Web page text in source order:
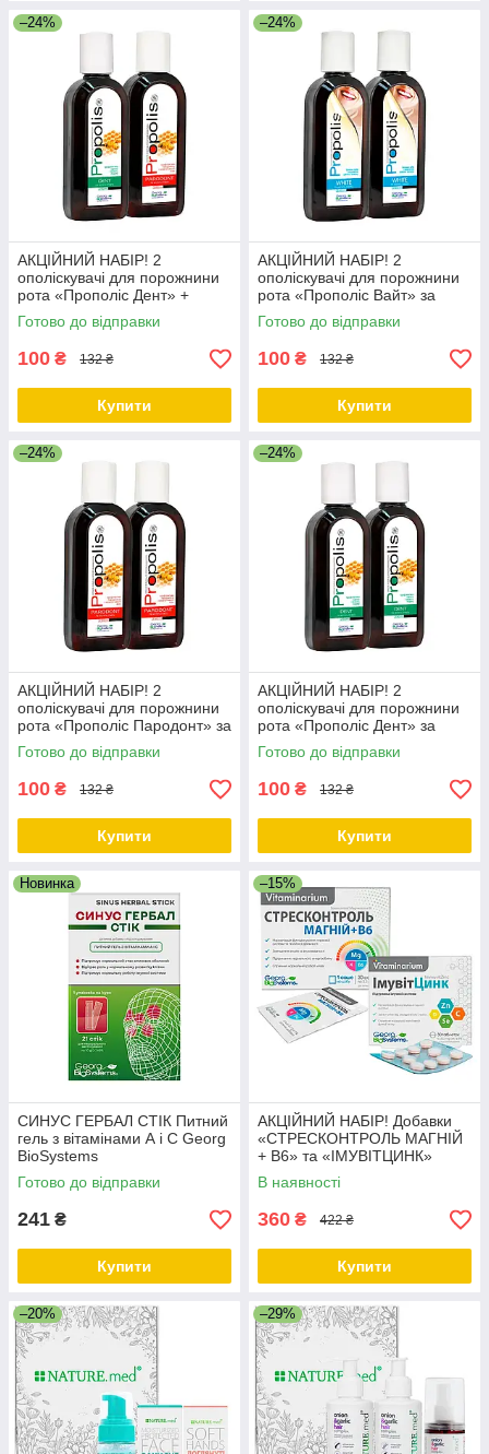
–24%
АКЦІЙНИЙ НАБІР! 2
ополіскувачі для порожнини
рота «Прополіс Дент» +
«Прополіс Пародонт» за
ЗНИЖЕНОЮ ЦІНОЮ
Готово до відправки
100 ₴ 132 ₴
Купити
–24%
АКЦІЙНИЙ НАБІР! 2
ополіскувачі для порожнини
рота «Прополіс Вайт» за
ЗНИЖЕНОЮ ЦІНОЮ
Готово до відправки
100 ₴ 132 ₴
Купити
–24%
АКЦІЙНИЙ НАБІР! 2
ополіскувачі для порожнини
рота «Прополіс Пародонт» за
ЗНИЖЕНОЮ ЦІНОЮ
Готово до відправки
100 ₴ 132 ₴
Купити
–24%
АКЦІЙНИЙ НАБІР! 2
ополіскувачі для порожнини
рота «Прополіс Дент» за
ЗНИЖЕНОЮ ЦІНОЮ
Готово до відправки
100 ₴ 132 ₴
Купити
Новинка
СИНУС ГЕРБАЛ СТІК Питний
гель з вітамінами А і С Georg
BioSystems
Готово до відправки
241 ₴
Купити
–15%
АКЦІЙНИЙ НАБІР! Добавки
«СТРЕСКОНТРОЛЬ МАГНІЙ
+ В6» та «ІМУВІТЦИНК»
Georg BioSystems
В наявності
360 ₴ 422 ₴
Купити
–20% –29%